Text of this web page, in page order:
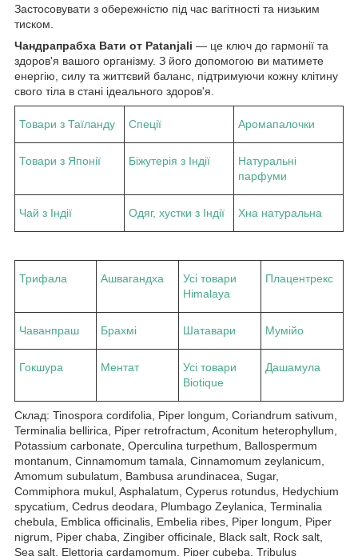
Застосовувати з обережністю під час вагітності та низьким
тиском.
Чандрапрабха Вати от Patanjali — це ключ до гармонії та
здоров'я вашого організму. З його допомогою ви матимете
енергію, силу та життєвий баланс, підтримуючи кожну клітину
свого тіла в стані ідеального здоров'я.
Товари з Таїланду Спеції Аромапалочки
Товари з Японії Біжутерія з Індії
Натуральні
парфуми
Чай з Індії Одяг, хустки з Індії Хна натуральна
Трифала Ашвагандха
Усі товари
Himalaya
Плацентрекс
Чаванпраш Брахмі Шатавари Мумійо
Гокшура Ментат
Усі товари
Biotique
Дашамула
Склад: Tinospora cordifolia, Piper longum, Coriandrum sativum,
Terminalia bellirica, Piper retrofractum, Aconitum heterophyllum,
Potassium carbonate, Operculina turpethum, Ballospermum
montanum, Cinnamomum tamala, Cinnamomum zeylanicum,
Amomum subulatum, Bambusa arundinacea, Sugar,
Commiphora mukul, Asphalatum, Cyperus rotundus, Hedychium
spycatium, Cedrus deodara, Plumbago Zeylanica, Terminalia
chebula, Emblica officinalis, Embelia ribes, Piper longum, Piper
nigrum, Piper chaba, Zingiber officinale, Black salt, Rock salt,
Sea salt, Elettoria cardamomum, Piper cubeba, Tribulus